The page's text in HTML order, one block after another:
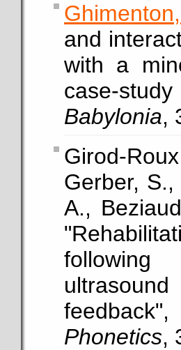
and
with a
case-
Babylonia,
Girod-
Gerber,
A.,
Phonetics,